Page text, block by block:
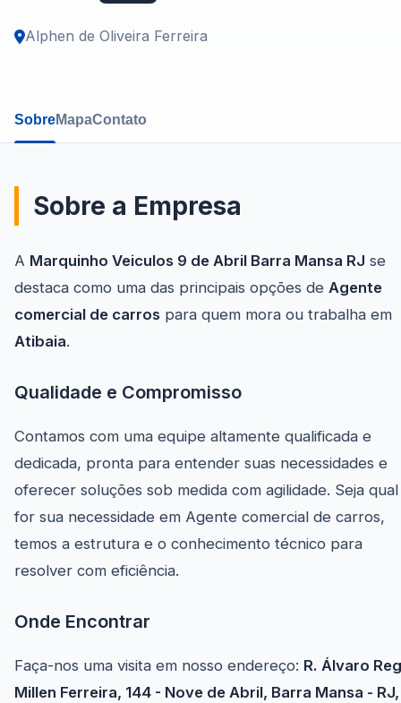
Alphen de Oliveira Ferreira
SobreMapaContato
Sobre a Empresa
A Marquinho Veiculos 9 de Abril Barra Mansa RJ se
destaca como uma das principais opções de Agente
comercial de carros para quem mora ou trabalha em
Atibaia.
Qualidade e Compromisso
Contamos com uma equipe altamente qualificada e
dedicada, pronta para entender suas necessidades e
oferecer soluções sob medida com agilidade. Seja qual
for sua necessidade em Agente comercial de carros,
temos a estrutura e o conhecimento técnico para
resolver com eficiência.
Onde Encontrar
Faça-nos uma visita em nosso endereço: R. Álvaro
Millen Ferreira, 144 - Nove de Abril, Barra Mansa - RJ,